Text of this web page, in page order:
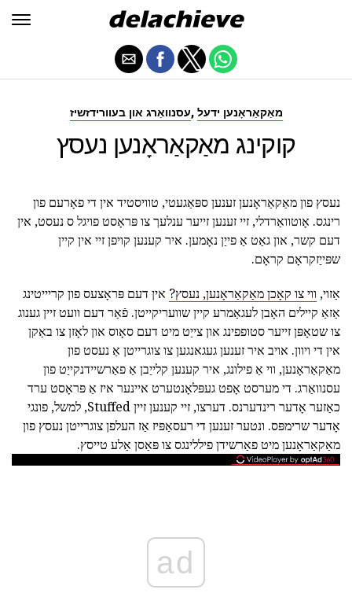
עסנוואַרג און בעוורידזשיז, מאַקאַראָנען ידעל
קוקינג מאַקאַראָנען נעסץ
נעסץ פון מאַקאַראָנען זענען ספּאַגעטי, טוויסטיד אין די פאָרעם פון
רינגס. אָוטוואַרדלי, זיי זענען זייער ענלעך צו פּראָסט פויגל ס נעסט, אין
דעם קשר, און גאַט אַ פייַן נאָמען. איר קענען קויפן זיי אין קיין
שפּייַזקראָם קראָם.
אַזוי, ווי צו קאָכן מאַקאַראָנען, נעסץ? אין דעם פּראָצעס פון קריייטינג
אַזאַ קיילים האָבן לעגאַמרע קיין שוועריקייטן. פֿאַר דעם וועט זיין גענוג
צו שטאָפּן זייער סטופפינג און צייַט מיט דעם סאָוס און לאָזן צו באַקן
אין די ויוון. אויב איר זענען געגאנגען צו צוגרייטן אַ נעסט פון
מאַקאַראָנען, ווי אַ פילונג, איר קענען קלייַבן אַ פאַרשיידנקייַט פון
עסנוואַרג. די מערסט אָפט געפּלאָנטערט איינער איז אַ פּראָסט ערד
כאַזער אָדער רינדערנס. דערצו, זיי קענען זיין Stuffed, למשל, פונגי
אָדער שרימפּס. ונטער זענען די רעסאַפּיז אַז העלפן צוגרייטן נעסץ פון
מאַקאַראָנען מיט פאַרשידן פיללינגס צו פּאַסן אַלע טייסץ.
ad